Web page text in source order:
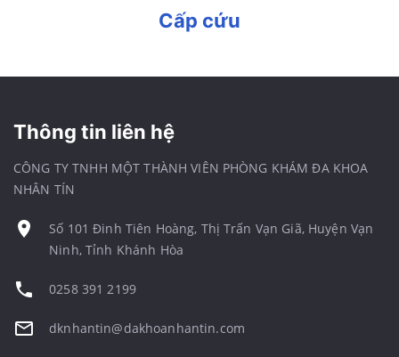
Cấp cứu
Thông tin liên hệ
CÔNG TY TNHH MỘT THÀNH VIÊN PHÒNG KHÁM ĐA KHOA
NHÂN TÍN
Số 101 Đinh Tiên Hoàng, Thị Trấn Vạn Giã, Huyện Vạn
Ninh, Tỉnh Khánh Hòa
0258 391 2199
dknhantin@dakhoanhantin.com